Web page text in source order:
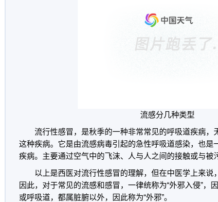
流感分几种类型
流行性感冒，是秋季的一种非常常见的呼吸道疾病，
这种疾病。它是由流感病毒引起的急性呼吸道感染，也是
疾病。主要通过空气中的飞沫、人与人之间的接触或与被
以上是西医对流行性感冒的理解，但在中医学上来说
因此，对于常见的流感和感冒，一律统称为“外邪入侵”，
或呼吸道，都属脏腑以外，因此称为“外邪”。